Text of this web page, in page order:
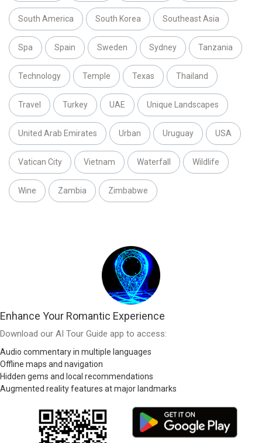
South America South Korea Southeast Asia
Spa Spain Sweden Sydney Tanzania
Technology Temple Texas Thailand
Travel Turkey UAE Unique Landscapes
United Arab Emirates Urban Uruguay USA
Vatican City Vietnam Waterfall Wildlife
Wine Zambia Zimbabwe
Enhance Your Romantic Experience
Download our AI Tour Guide app to access:
Audio commentary in multiple languages
Offline maps and navigation
Hidden gems and local recommendations
Augmented reality features at major landmarks